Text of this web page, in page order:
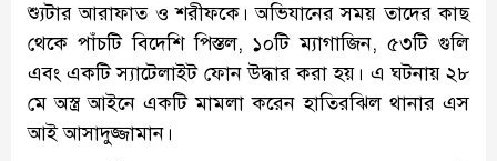
শ্যুটার আরাফাত ও শরীফকে। অভিযানের সময় তাদের কাছ
থেকে পাঁচটি বিদেশি পিস্তল, ১০টি ম্যাগাজিন, ৫৩টি গুলি
এবং একটি স্যাটেলাইট ফোন উদ্ধার করা হয়। এ ঘটনায় ২৮
মে অস্ত্র আইনে একটি মামলা করেন হাতিরঝিল থানার এস
আই আসাদুজ্জামান।